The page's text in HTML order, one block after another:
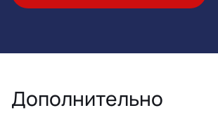
Дополнительно